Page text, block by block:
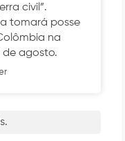
civil”.
tomará posse
na
de agosto.